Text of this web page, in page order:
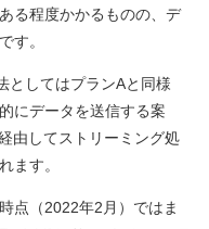
る程度かかるものの、デ
す。
としてはプランAと同様
にデータを送信する案
由してストリーミング処
ます。
点（2022年2月）ではま